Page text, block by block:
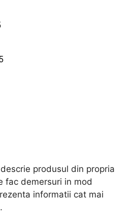
produsul din propria
fac demersuri in mod
informatii cat mai